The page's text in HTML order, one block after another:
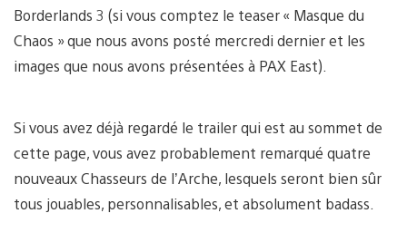
Borderlands 3 (si vous comptez le teaser « Masque du
Chaos » que nous avons posté mercredi dernier et les
images que nous avons présentées à PAX East).
Si vous avez déjà regardé le trailer qui est au sommet de
cette page, vous avez probablement remarqué quatre
nouveaux Chasseurs de l’Arche, lesquels seront bien sûr
tous jouables, personnalisables, et absolument badass.